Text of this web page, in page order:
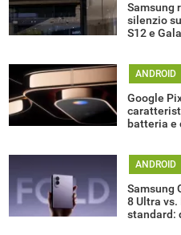
Samsung
silenzio
S12 e
ANDROID
Google
batteria e
ANDROID
Samsung
8 Ultra vs.
standard: